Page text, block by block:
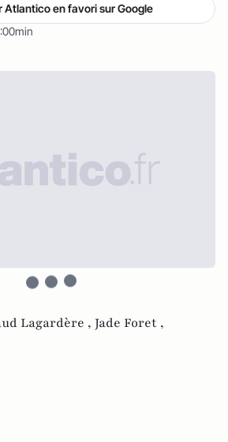
Atlantico en favori sur Google
Lagardère , Jade Foret ,